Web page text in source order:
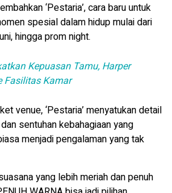
‘Pestaria’, cara baru untuk
spesial dalam hidup mulai dari
hingga prom night.
Kepuasan Tamu, Harper
Fasilitas Kamar
venue, ‘Pestaria’ menyatukan detail
sentuhan kebahagiaan yang
menjadi pengalaman yang tak
yang lebih meriah dan penuh